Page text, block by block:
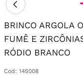
BRINCO ARGOLA
FUMÊ E
RÓDIO BRANCO
Cod : 145008